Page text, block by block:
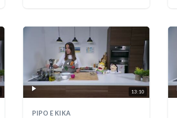
13:10
PIPO E KIKA